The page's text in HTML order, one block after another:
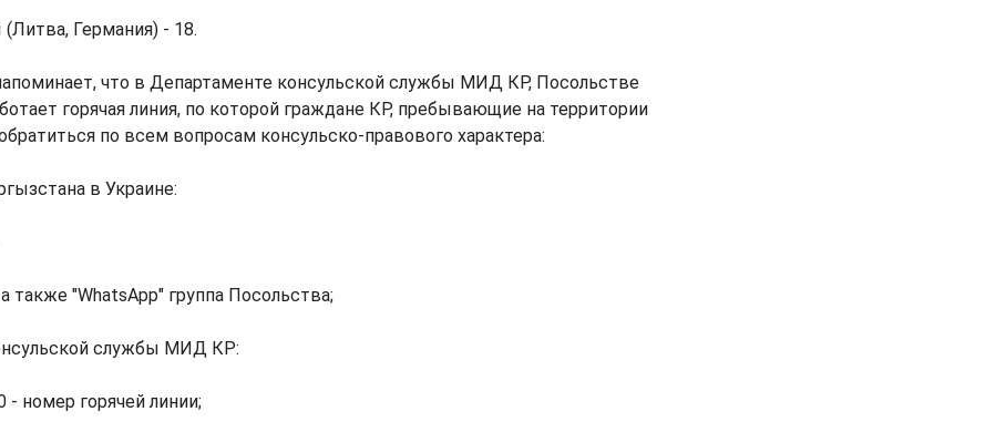
Германия) - 18.
что в Департаменте консульской службы МИД КР, Посольстве
горячая линия, по которой граждане КР, пребывающие на территории
по всем вопросам консульско-правового характера:
в Украине:
также "WhatsApp" группа Посольства;
службы МИД КР:
- номер горячей линии;